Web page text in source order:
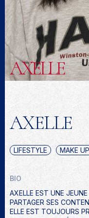
AXELLE
AXELLE
LIFESTYLE MAKE UP
BIO
AXELLE EST UNE
PARTAGER SES
ELLE EST TOUJOURS